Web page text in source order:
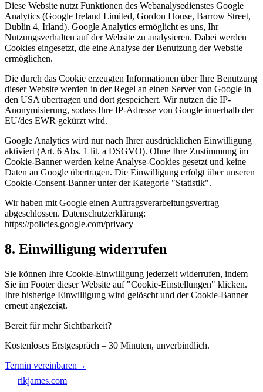
Diese Website nutzt Funktionen des Webanalysedienstes Google
Analytics (Google Ireland Limited, Gordon House, Barrow Street,
Dublin 4, Irland). Google Analytics ermöglicht es uns, Ihr
Nutzungsverhalten auf der Website zu analysieren. Dabei werden
Cookies eingesetzt, die eine Analyse der Benutzung der Website
ermöglichen.
Die durch das Cookie erzeugten Informationen über Ihre Benutzung
dieser Website werden in der Regel an einen Server von Google in
den USA übertragen und dort gespeichert. Wir nutzen die IP-
Anonymisierung, sodass Ihre IP-Adresse von Google innerhalb der
EU/des EWR gekürzt wird.
Google Analytics wird nur nach Ihrer ausdrücklichen Einwilligung
aktiviert (Art. 6 Abs. 1 lit. a DSGVO). Ohne Ihre Zustimmung im
Cookie-Banner werden keine Analyse-Cookies gesetzt und keine
Daten an Google übertragen. Die Einwilligung erfolgt über unseren
Cookie-Consent-Banner unter der Kategorie "Statistik".
Wir haben mit Google einen Auftragsverarbeitungsvertrag
abgeschlossen. Datenschutzerklärung:
https://policies.google.com/privacy
8. Einwilligung widerrufen
Sie können Ihre Cookie-Einwilligung jederzeit widerrufen, indem
Sie im Footer dieser Website auf "Cookie-Einstellungen" klicken.
Ihre bisherige Einwilligung wird gelöscht und der Cookie-Banner
erneut angezeigt.
Bereit für mehr Sichtbarkeit?
Kostenloses Erstgespräch – 30 Minuten, unverbindlich.
Termin vereinbaren →
rikjames.com